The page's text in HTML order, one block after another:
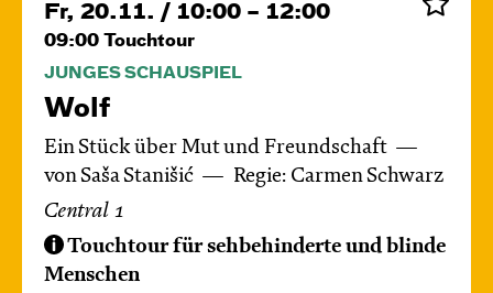
Fr, 20.11. / 10:00 – 12:00
09:00 Touchtour
JUNGES SCHAUSPIEL
Wolf
Ein Stück über Mut und Freundschaft
von Saša Stanišić
Regie: Carmen Schwarz
Central 1
Touchtour für sehbehinderte und blinde
Menschen